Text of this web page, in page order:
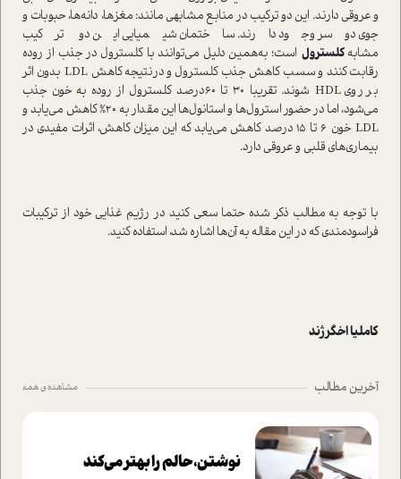
و عروقی دارند. این دو ترکیب در منابع مشابهی مانند: مغزها، دانه‌ها، حبوبات و
جوی دوسر وجود دارند. ساختمان شیمیایی این دو ترکیب
مشابه کلسترول ا‌ست؛ به‌همین دلیل می‌توانند با کلسترول در جذب از روده
رقابت کنند و سسب کاهش جذب کلسترول و در‌نتیجه کاهش LDL بدون اثر
بر روی HDL شوند. تقریبا 30 تا 60درصد کلسترول از روده به خون جذب
می‌شود، اما در حضور ا‌سترول‌ها و ا‌ستانول‌ها این مقدار به 20% کاهش می‌‌یابد و
LDL خون 6 تا 15 درصد کاهش می‌یابد که این میزان کاهش، اثرات مفیدی در
بیماری‌های قلبی و عروقی دارد.
با توجه به مطالب ذکر شده حتما سعی کنید در رژیم غذایی خود از ترکیبات
فراسودمندی که در این مقاله به آن‌ها اشاره شد، ا‌ستفاده کنید.
کاملیا اخگرژند
آخرین مطالب مشاهده ی همه
نوشتن، حالم را بهتر می‌کند